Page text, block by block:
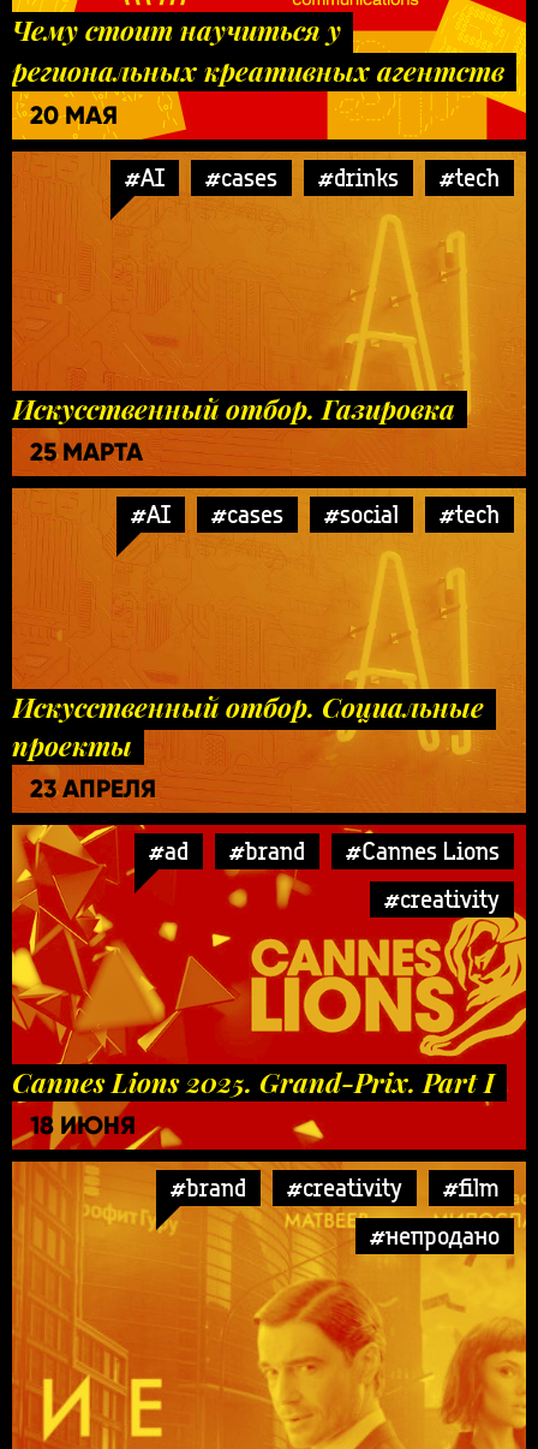
Чему стоит научиться у
региональных креативных агентств
20 МАЯ
#AI #cases #drinks #tech
Искусственный отбор. Газировка
25 МАРТА
#AI #cases #social #tech
Искусственный отбор. Социальные
проекты
23 АПРЕЛЯ
#ad #brand
#Cannes Lions
#creativity
Cannes Lions 2025. Grand-Prix. Part I
18 ИЮНЯ
#brand #creativity
#film
#непродано